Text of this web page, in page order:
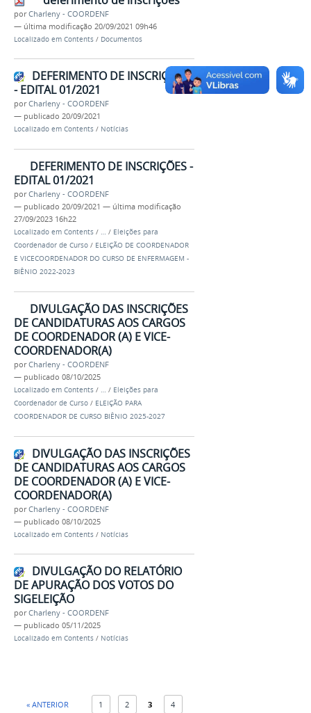
porCharleny - COORDENF
— última modificação 20/09/2021 09h46
Localizado em Contents / Documentos
DEFERIMENTO DE INSCRIÇÕES
- EDITAL 01/2021
porCharleny - COORDENF
— publicado 20/09/2021
Localizado em Contents / Notícias
DEFERIMENTO DE INSCRIÇÕES -
EDITAL 01/2021
porCharleny - COORDENF
— publicado 20/09/2021 — última modificação
27/09/2023 16h22
Localizado em Contents / … / Eleições para
Coordenador de Curso / ELEIÇÃO DE COORDENADOR
E VICECOORDENADOR DO CURSO DE ENFERMAGEM -
BIÊNIO 2022-2023
DIVULGAÇÃO DAS INSCRIÇÕES
DE CANDIDATURAS AOS CARGOS
DE COORDENADOR (A) E VICE-
COORDENADOR(A)
porCharleny - COORDENF
— publicado 08/10/2025
Localizado em Contents / … / Eleições para
Coordenador de Curso / ELEIÇÃO PARA
COORDENADOR DE CURSO BIÊNIO 2025-2027
DIVULGAÇÃO DAS INSCRIÇÕES
DE CANDIDATURAS AOS CARGOS
DE COORDENADOR (A) E VICE-
COORDENADOR(A)
porCharleny - COORDENF
— publicado 08/10/2025
Localizado em Contents / Notícias
DIVULGAÇÃO DO RELATÓRIO
DE APURAÇÃO DOS VOTOS DO
SIGELEIÇÃO
porCharleny - COORDENF
— publicado 05/11/2025
Localizado em Contents / Notícias
« ANTERIOR 1 2 3 4